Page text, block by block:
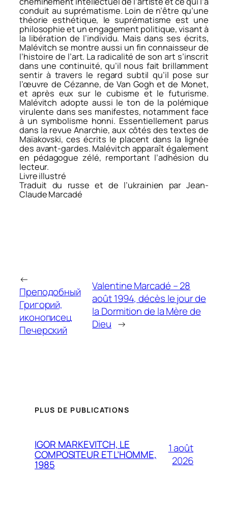
conduit au suprématisme. Loin de n’être qu’une
théorie esthétique, le suprématisme est une
philosophie et un engagement politique, visant à
la libération de l’individu. Mais dans ses écrits,
Malévitch se montre aussi un fin connaisseur de
l’histoire de l’art. La radicalité de son art s’inscrit
dans une continuité, qu’il nous fait brillamment
sentir à travers le regard subtil qu’il pose sur
l’œuvre de Cézanne, de Van Gogh et de Monet,
et après eux sur le cubisme et le futurisme.
Malévitch adopte aussi le ton de la polémique
virulente dans ses manifestes, notamment face
à un symbolisme honni. Essentiellement parus
dans la revue Anarchie, aux côtés des textes de
Maïakovski, ces écrits le placent dans la lignée
des avant-­gardes. Malévitch apparaît également
en pédagogue zélé, remportant l’adhé­sion du
lecteur.
Livre illustré
Traduit du russe et de l’ukrainien par Jean-
Claude Marcadé
←
Преподобный
Григорий,
иконописец
Печерский
Valentine Marcadé – 28
août 1994, décès le jour de
la Dormition de la Mère de
Dieu →
PLUS DE PUBLICATIONS
IGOR MARKEVITCH, LE
COMPOSITEUR ET L’HOMME,
1985
1 août
2026